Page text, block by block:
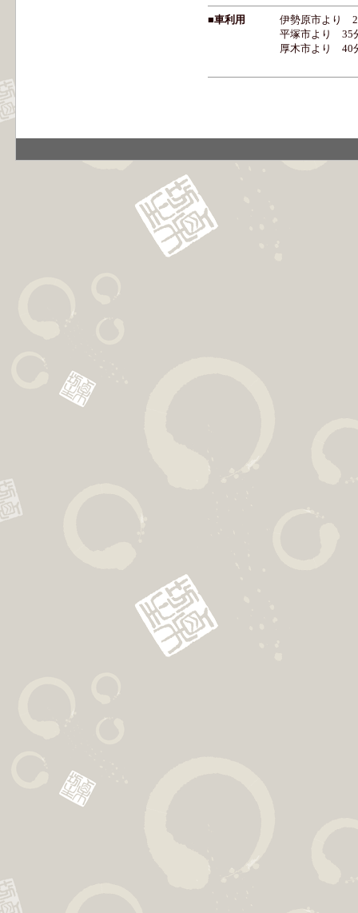
■車利用
伊勢原市より
平塚市より 35
厚木市より 40